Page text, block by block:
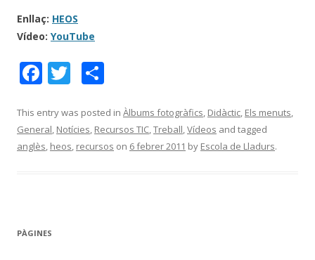
Enllaç: HEOS
Vídeo: YouTube
F
e
b
T
itt
er
m
p
This entry was posted in Àlbums fotogràfics, Didàctic, Els menuts,
General, Notícies, Recursos TIC,Treball,Vídeos and tagged
anglès, heos, recursos on 6 febrer 2011 by Escola de Lladurs.
PÀGINES